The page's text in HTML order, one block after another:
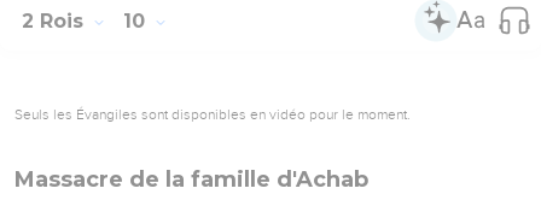
2 Rois 10
Seuls les Évangiles sont disponibles en vidéo pour le moment.
Massacre de la famille d'Achab